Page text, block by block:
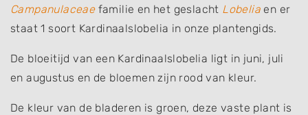
Campanulaceaefamilie en het geslacht Lobelia en er
staat 1 soort Kardinaalslobelia in onze plantengids.
De bloeitijd van een Kardinaalslobelia ligt in juni, juli
en augustus en de bloemen zijn rood van kleur.
De kleur van de bladeren is groen, deze vaste plant is